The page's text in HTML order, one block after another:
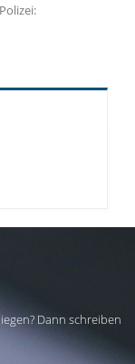
Dann schreiben